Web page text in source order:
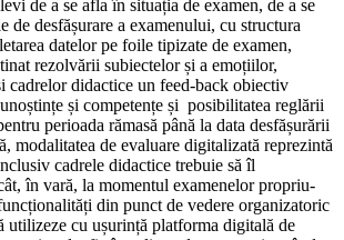
de a se afla în situația de examen, de a se
de desfășurare a examenului, cu structura
datelor pe foile tipizate de examen,
rezolvării subiectelor și a emoțiilor,
cadrelor didactice un feed-back obiectiv
și competențe și posibilitatea reglării
perioada rămasă până la data desfășurării
modalitatea de evaluare digitalizată reprezintă
cadrele didactice trebuie să îl
în vară, la momentul examenelor propriu-
din punct de vedere organizatoric
utilizeze cu ușurință platforma digitală de